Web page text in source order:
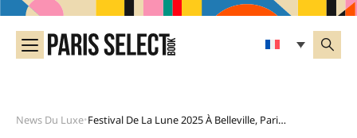
News Du Luxe• Festival De La Lune 2025 À Belleville, Paris: Street Food Et Fête Des Lanternes Ce Week-End